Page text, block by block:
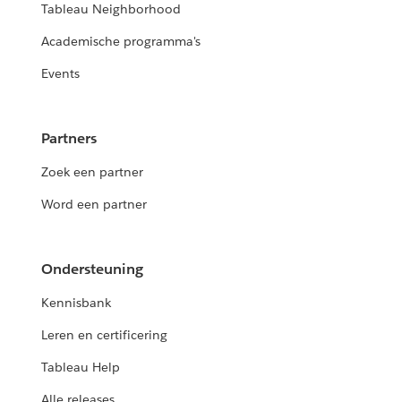
Tableau Neighborhood
Academische programma's
Events
Partners
Zoek een partner
Word een partner
Ondersteuning
Kennisbank
Leren en certificering
Tableau Help